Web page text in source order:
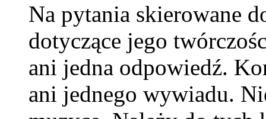
Na pytania skierowane
dotyczące jego
ani jedna odpowiedź.
ani jednego wywiadu.